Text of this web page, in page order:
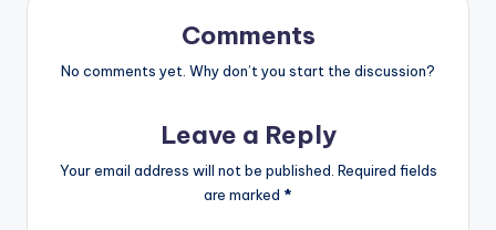
Comments
No comments yet. Why don’t you start the discussion?
Leave a Reply
Your email address will not be published. Required fields
are marked *